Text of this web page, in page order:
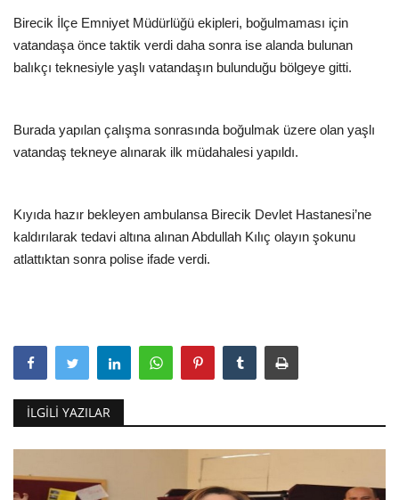
Birecik İlçe Emniyet Müdürlüğü ekipleri, boğulmaması için
vatandaşa önce taktik verdi daha sonra ise alanda bulunan
balıkçı teknesiyle yaşlı vatandaşın bulunduğu bölgeye gitti.
Burada yapılan çalışma sonrasında boğulmak üzere olan yaşlı
vatandaş tekneye alınarak ilk müdahalesi yapıldı.
Kıyıda hazır bekleyen ambulansa Birecik Devlet Hastanesi’ne
kaldırılarak tedavi altına alınan Abdullah Kılıç olayın şokunu
atlattıktan sonra polise ifade verdi.
İLGILI YAZILAR